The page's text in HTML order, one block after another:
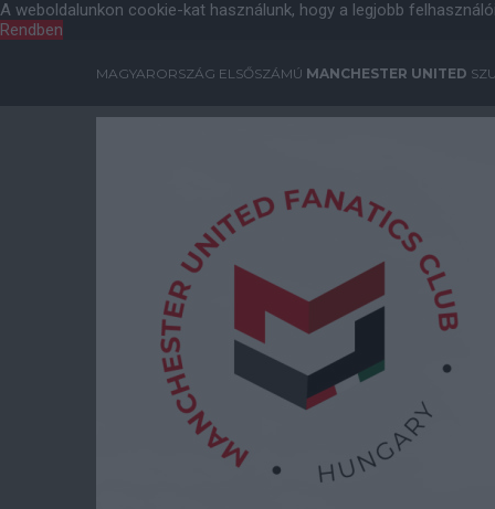
A weboldalunkon cookie-kat használunk, hogy a legjobb
Rendben
MAGYARORSZÁG ELSŐSZÁMÚ MANCHESTER UNITED